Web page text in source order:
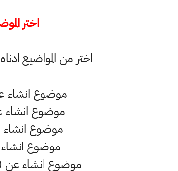
اختر
اختر من المواضيع
موضوع انشاء
موضوع انشاء
موضوع انشاء
موضوع
موضوع انشاء عن